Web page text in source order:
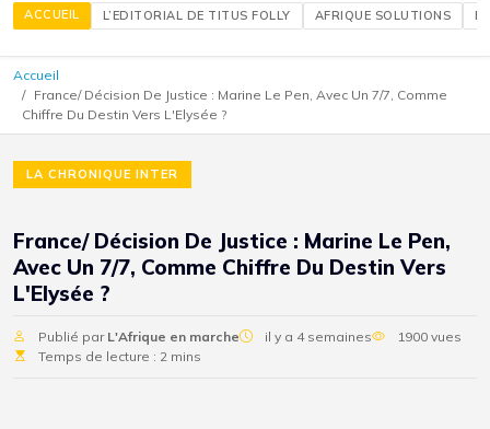
ACCUEIL L’EDITORIAL DE TITUS FOLLY AFRIQUE SOLUTIONS
Accueil
France/ Décision De Justice : Marine Le Pen, Avec Un 7/7, Comme
Chiffre Du Destin Vers L'Elysée ?
LA CHRONIQUE INTER
France/ Décision De Justice : Marine Le Pen,
Avec Un 7/7, Comme Chiffre Du Destin Vers
L'Elysée ?
Publié par L'Afrique en marche il y a 4 semaines
1900 vues
Temps de lecture : 2 mins